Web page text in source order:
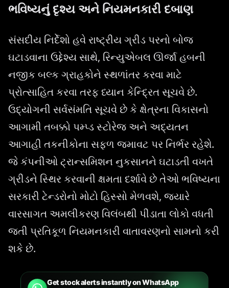
ભવિષ્યનું દૃશ્ય અને નિયમનકારી દબાણ
સંસદીય નિર્દેશો હવે રાષ્ટ્રીય ગ્રીડ પરનો બોજ
ઘટાડવાના ઉદ્દેશ્ય સાથે, રિન્યુએબલ ઊર્જા હબની
નજીક બલ્ક ગ્રાહકોને સ્થળાંતર કરવા માટે
પ્રોત્સાહિત કરવા તરફ ધ્યાન કેન્દ્રિત સૂચવે છે.
ઉદ્યોગની સર્વસંમતિ સૂચવે છે કે ક્ષેત્રના વિકાસનો
આગામી તબક્કો પમ્પ્ડ સ્ટોરેજ અને અદ્યતન
આગાહી તકનીકોના સફળ જમાવટ પર નિર્ભર રહેશે.
જે કંપનીઓ ટ્રાન્સમિશન નુકસાનને ઘટાડતી વખતે
ગ્રીડને સ્થિર કરવાની ક્ષમતા દર્શાવે છે તેઓ ભવિષ્યના
સરકારી ટેન્ડરોનો મોટો હિસ્સો મેળવશે, જ્યારે
વારસાગત અમલીકરણ વિલંબથી પીડાતા લોકો વધતી
જતી પ્રતિકૂળ નિયમનકારી વાતાવરણનો સામનો કરી
શકે છે.
Get stock alerts instantly on WhatsApp